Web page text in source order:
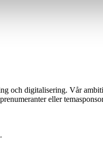
och digitalisering. Vår
eller